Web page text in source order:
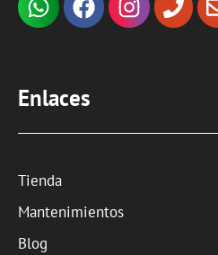
Enlaces
Tienda
Mantenimientos
Blog